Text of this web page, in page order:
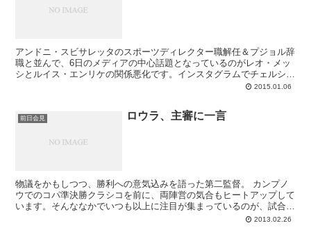
アンドニ・スビサレッタのスポーツディレクター職解任＆プジョル辞
職と並んで、6日のメディアの中心話題となっているのがレオ・メッ
シとルイス・エンリケの関係悪化です。インスタグラムでチェルシー
やフィリペ・ルイス、クルトワのアカウントをフォローし始めたぞー
から、監督との不和となれば蜜の味。首都系メディアは特にガッツリ
と食いついています。
2015.01.06
前日会見 ロウラ、主審に一言
物議をかもしつつ、勝利への意気込みを語った第二監督。 カンプノ
ウでのコパ準決勝クラシコを前に、両陣営の気合もヒートアップして
います。そんななかでいつも以上に注目が集まっているのが、試合を
2013.02.26